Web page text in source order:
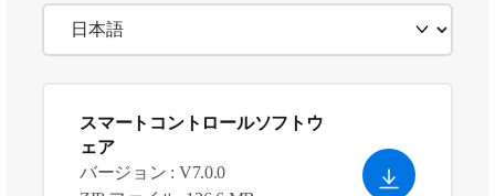
スマートコントロールソフトウ
ェア
バージョン : V7.0.0